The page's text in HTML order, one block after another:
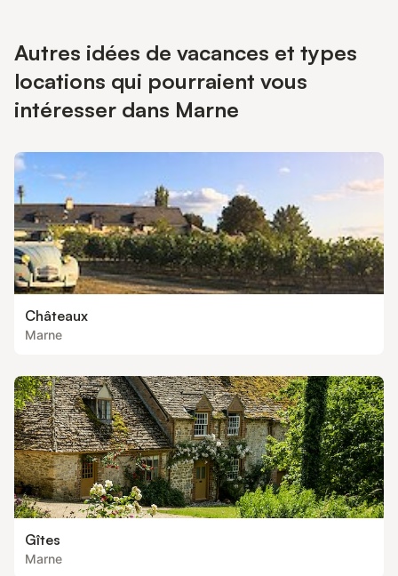
Autres idées de vacances et types
locations qui pourraient vous
intéresser dans Marne
Châteaux
Marne
Gîtes
Marne